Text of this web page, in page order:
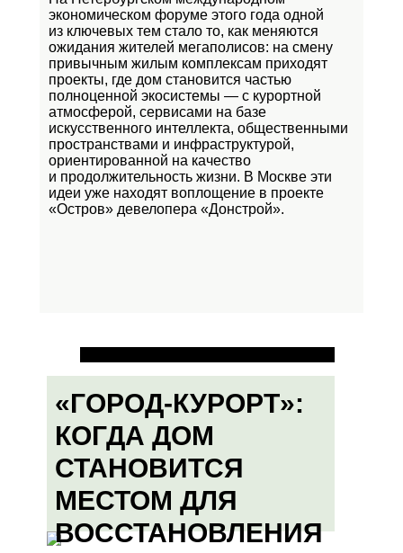
экономическом форуме этого года одной
из ключевых тем стало то, как меняются
ожидания жителей мегаполисов: на смену
привычным жилым комплексам приходят
проекты, где дом становится частью
полноценной экосистемы — с курортной
атмосферой, сервисами на базе
искусственного интеллекта, общественными
пространствами и инфраструктурой,
ориентированной на качество
и продолжительность жизни. В Москве эти
идеи уже находят воплощение в проекте
«Остров» девелопера «Донстрой».
«ГОРОД-КУРОРТ»:
КОГДА ДОМ
СТАНОВИТСЯ
МЕСТОМ ДЛЯ
ВОССТАНОВЛЕНИЯ